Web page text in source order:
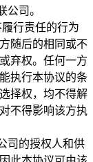
公司。
行责任的行为
随后的相同或不
弃权。任何一方
执行本协议的条
择权，均不得解
不得影响该方执
司的授权人和供